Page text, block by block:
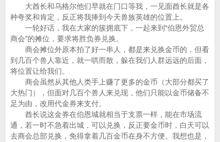
大酋长和乌格尔他们早就在门口等我，一见面酋长就是各
种夸奖和肯定，反正将我捧到今天兽族英雄的位置上。
一轮好话，我在大家的簇拥底下，一起来到“伯恩外贸总
商会”的摊位，要求将胜负券兑换。
商会摊位外原本拍了好一串人，都是来兑换金币的，但看
到几百个兽人靠近，就一哄而散，躲在我们人群远远的后面，
将位置让给我们。
商会虽然从其他人类手上赚了更多的金币（大部分都买了
大热门），但面对几百个兽人来兑现，他们只能以金币储备不
足为由，改用代金券来支付。
酋长说这金券在伯恩城就相当于支票一样，能在市场流
通，若一时不急着出城，可以兑换，反正要金币时，白天可以
去商会总部兑换，免得拿着几百金币在身不方便。我想也是，